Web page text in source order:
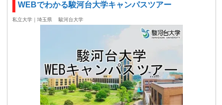
WEBでわかる駿河台大学キャンパスツアー
私立大学｜埼玉県 駿河台大学